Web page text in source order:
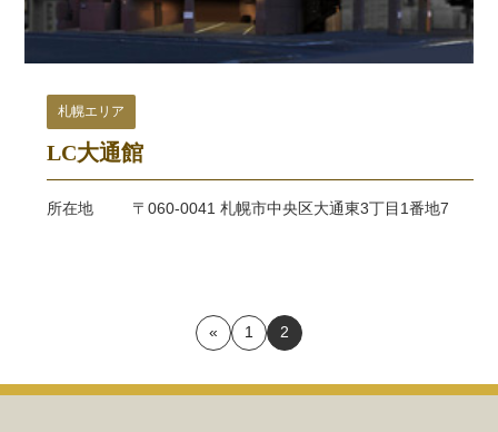
札幌エリア
LC大通館
所在地 〒060-0041 札幌市中央区大通東3丁目1番地7
« 1 2